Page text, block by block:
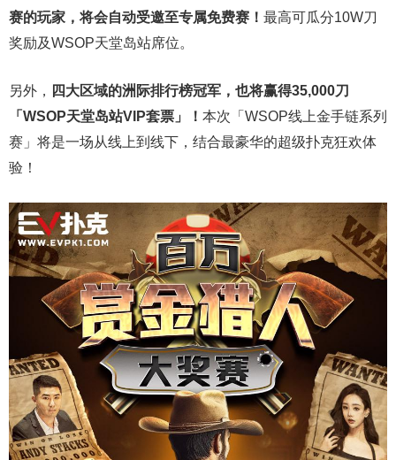
赛的玩家，将会自动受邀至专属免费赛！ 最高可瓜分10W刀
奖励及WSOP天堂岛站席位。
另外， 四大区域的洲际排行榜冠军，也将赢得35,000刀
「WSOP天堂岛站VIP套票」！ 本次「WSOP线上金手链系列
赛」将是一场从线上到线下，结合最豪华的超级扑克狂欢体
验！